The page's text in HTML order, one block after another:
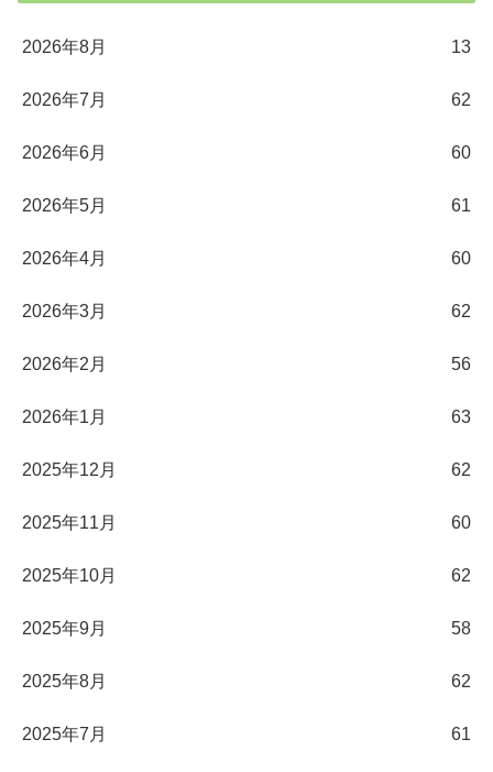
2026年8月 13
2026年7月 62
2026年6月 60
2026年5月 61
2026年4月 60
2026年3月 62
2026年2月 56
2026年1月 63
2025年12月 62
2025年11月 60
2025年10月 62
2025年9月 58
2025年8月 62
2025年7月 61